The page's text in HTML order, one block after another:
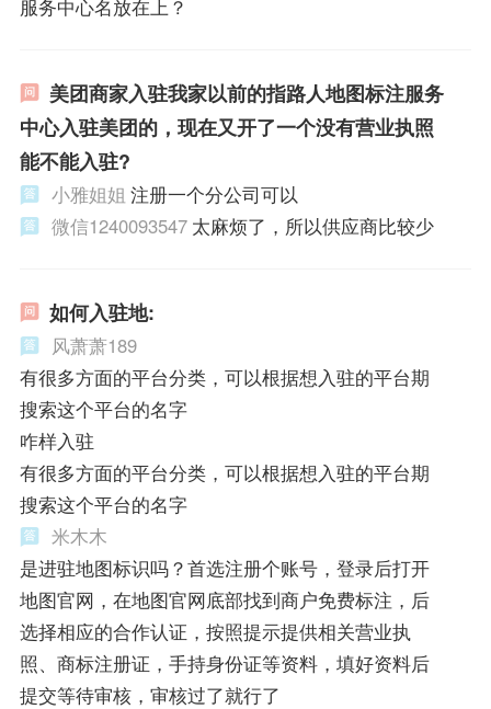
服务中心名放在上？
美团商家入驻我家以前的指路人地图标注服务
中心入驻美团的，现在又开了一个没有营业执照
能不能入驻?
小雅姐姐 注册一个分公司可以
微信1240093547 太麻烦了，所以供应商比较少
如何入驻地:
风萧萧189
有很多方面的平台分类，可以根据想入驻的平台期
搜索这个平台的名字
咋样入驻
有很多方面的平台分类，可以根据想入驻的平台期
搜索这个平台的名字
米木木
是进驻地图标识吗？首选注册个账号，登录后打开
地图官网，在地图官网底部找到商户免费标注，后
选择相应的合作认证，按照提示提供相关营业执
照、商标注册证，手持身份证等资料，填好资料后
提交等待审核，审核过了就行了